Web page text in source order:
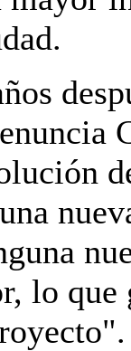
lo